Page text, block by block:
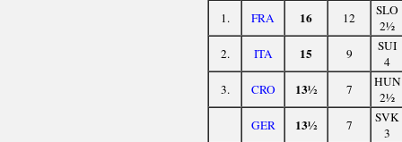
1. FRA 16 12
SLO
2½
2.
ITA 15 9
SUI
4
3.
CRO 13½ 7
HUN
2½
GER
13½ 7
SVK
3